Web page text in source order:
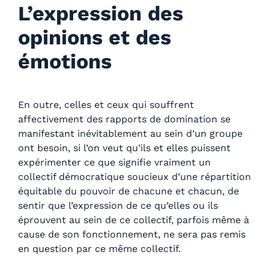
L’expression des
opinions et des
émotions
En outre, celles et ceux qui souffrent
affectivement des rapports de domination se
manifestant inévitablement au sein d’un groupe
ont besoin, si l’on veut qu’ils et elles puissent
expérimenter ce que signifie vraiment un
collectif démocratique soucieux d’une répartition
équitable du pouvoir de chacune et chacun, de
sentir que l’expression de ce qu’elles ou ils
éprouvent au sein de ce collectif, parfois même à
cause de son fonctionnement, ne sera pas remis
en question par ce même collectif.